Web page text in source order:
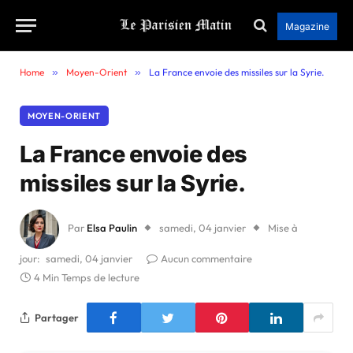
Magazine
Home » Moyen-Orient » La France envoie des missiles sur la Syrie.
MOYEN-ORIENT
La France envoie des
missiles sur la Syrie.
Par Elsa Paulin samedi, 04 janvier Mise à
jour: samedi, 04 janvier
Aucun commentaire
4 Min Temps de lecture
Partager